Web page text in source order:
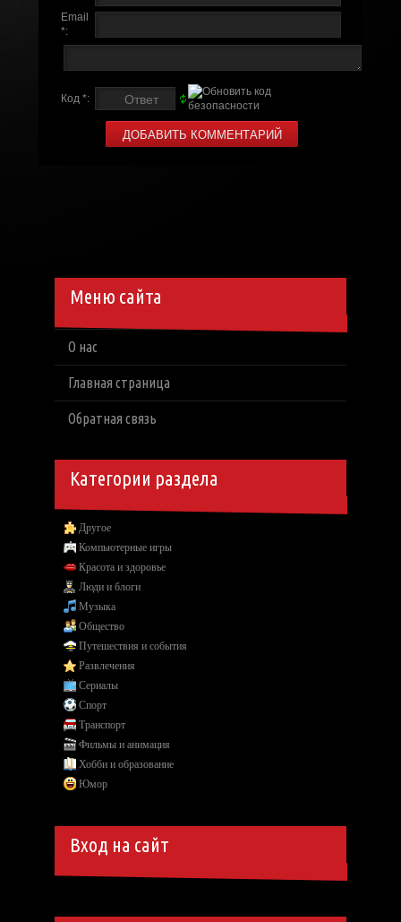
Email
*:
Код *:
Меню сайта
О нас
Главная страница
Обратная связь
Категории раздела
Другое
Компьютерные игры
Красота и здоровье
Люди и блоги
Музыка
Общество
Путешествия и события
Развлечения
Сериалы
Спорт
Транспорт
Фильмы и анимация
Хобби и образование
Юмор
Вход на сайт